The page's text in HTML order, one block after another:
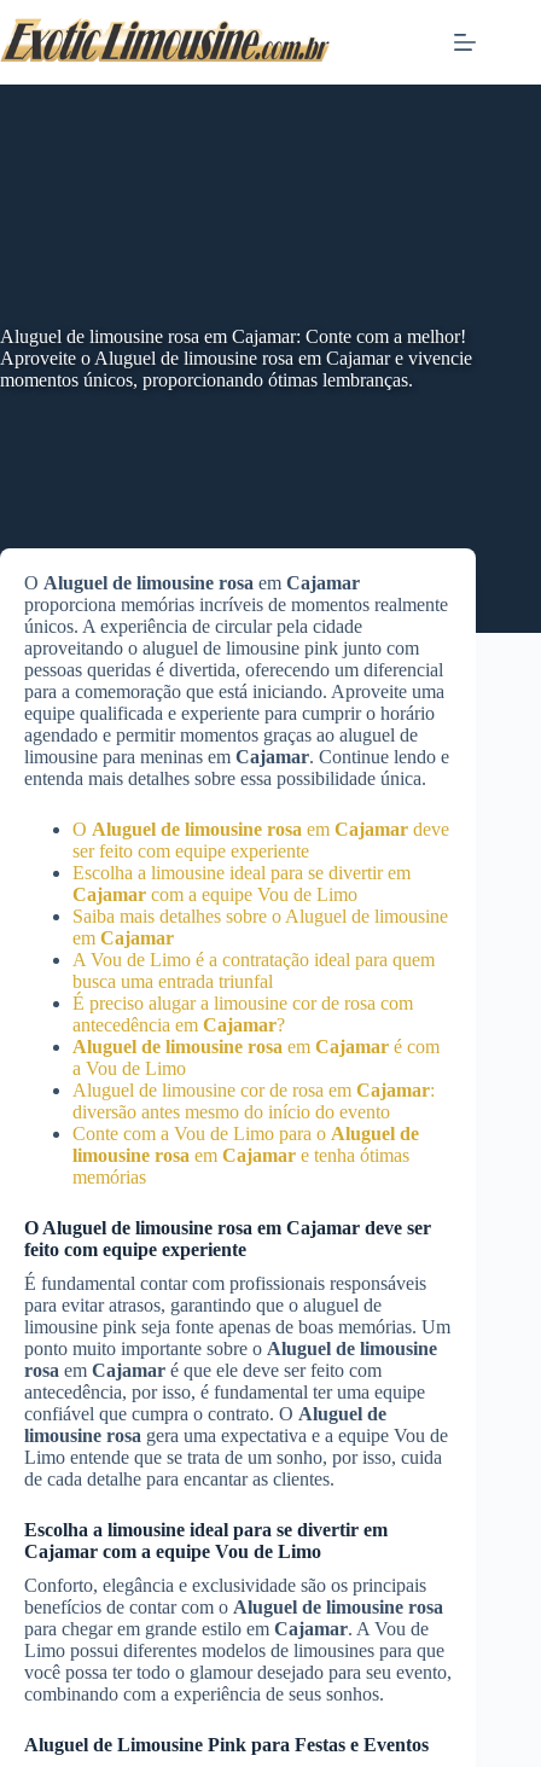
to
content
Aluguel de limousine rosa em Cajamar: Conte com a melhor!
Aproveite o Aluguel de limousine rosa em Cajamar e vivencie
momentos únicos, proporcionando ótimas lembranças.
O Aluguel de limousine rosa em Cajamar
proporciona memórias incríveis de momentos realmente
únicos. A experiência de circular pela cidade
aproveitando o aluguel de limousine pink junto com
pessoas queridas é divertida, oferecendo um diferencial
para a comemoração que está iniciando. Aproveite uma
equipe qualificada e experiente para cumprir o horário
agendado e permitir momentos graças ao aluguel de
limousine para meninas em Cajamar. Continue lendo e
entenda mais detalhes sobre essa possibilidade única.
O Aluguel de limousine rosa em Cajamar deve
ser feito com equipe experiente
Escolha a limousine ideal para se divertir em
Cajamar com a equipe Vou de Limo
Saiba mais detalhes sobre o Aluguel de limousine
em Cajamar
A Vou de Limo é a contratação ideal para quem
busca uma entrada triunfal
É preciso alugar a limousine cor de rosa com
antecedência em Cajamar?
Aluguel de limousine rosa em Cajamar é com
a Vou de Limo
Aluguel de limousine cor de rosa em Cajamar:
diversão antes mesmo do início do evento
Conte com a Vou de Limo para o Aluguel de
limousine rosa em Cajamar e tenha ótimas
memórias
O Aluguel de limousine rosa em Cajamar deve ser
feito com equipe experiente
É fundamental contar com profissionais responsáveis
para evitar atrasos, garantindo que o aluguel de
limousine pink seja fonte apenas de boas memórias. Um
ponto muito importante sobre o Aluguel de limousine
rosa em Cajamar é que ele deve ser feito com
antecedência, por isso, é fundamental ter uma equipe
confiável que cumpra o contrato. O Aluguel de
limousine rosa gera uma expectativa e a equipe Vou de
Limo entende que se trata de um sonho, por isso, cuida
de cada detalhe para encantar as clientes.
Escolha a limousine ideal para se divertir em
Cajamar com a equipe Vou de Limo
Conforto, elegância e exclusividade são os principais
benefícios de contar com o Aluguel de limousine rosa
para chegar em grande estilo em Cajamar. A Vou de
Limo possui diferentes modelos de limousines para que
você possa ter todo o glamour desejado para seu evento,
combinando com a experiência de seus sonhos.
Aluguel de Limousine Pink para Festas e Eventos